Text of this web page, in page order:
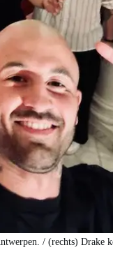
/ (rechts) Drake